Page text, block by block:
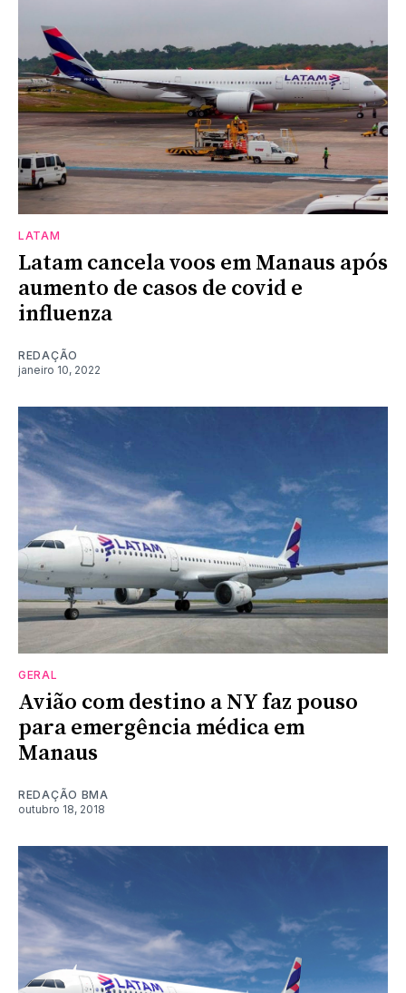
LATAM
Latam cancela voos em Manaus após
aumento de casos de covid e
influenza
REDAÇÃO
janeiro 10, 2022
GERAL
Avião com destino a NY faz pouso
para emergência médica em
Manaus
REDAÇÃO BMA
outubro 18, 2018